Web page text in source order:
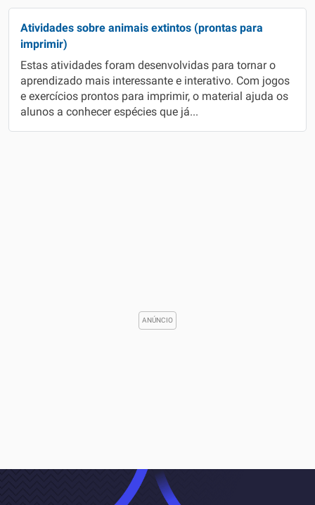
Atividades sobre animais extintos (prontas para
imprimir)
Estas atividades foram desenvolvidas para tornar o
aprendizado mais interessante e interativo. Com jogos
e exercícios prontos para imprimir, o material ajuda os
alunos a conhecer espécies que já...